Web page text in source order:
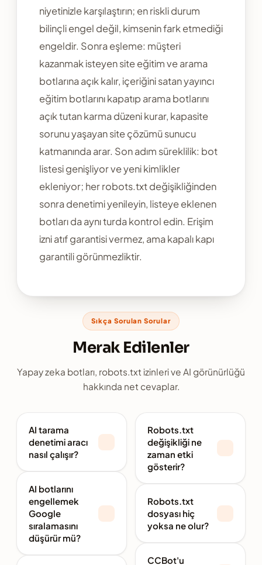
niyetinizle karşılaştırın; en riskli durum
bilinçli engel değil, kimsenin fark etmediği
engeldir. Sonra eşleme: müşteri
kazanmak isteyen site eğitim ve arama
botlarına açık kalır, içeriğini satan yayıncı
eğitim botlarını kapatıp arama botlarını
açık tutan karma düzeni kurar, kapasite
sorunu yaşayan site çözümü sunucu
katmanında arar. Son adım süreklilik: bot
listesi genişliyor ve yeni kimlikler
ekleniyor; her robots.txt değişikliğinden
sonra denetimi yenileyin, listeye eklenen
botları da aynı turda kontrol edin. Erişim
izni atıf garantisi vermez, ama kapalı kapı
garantili görünmezliktir.
Sıkça Sorulan Sorular
Merak Edilenler
Yapay zeka botları, robots.txt izinleri ve AI görünürlüğü
hakkında net cevaplar.
AI tarama
denetimi aracı
nasıl çalışır?
adının robots.txt
dosyasını canlı çeker,
User-agent bloklarını
ayrıştırır ve 12 yapay
zeka botunun her biri
AI botlarını
engellemek
Google
sıralamasını
düşürür mü?
Robots.txt
değişikliği ne
zaman etki
gösterir?
dosyayı her ziyarette
değil aralıklarla çeker.
Google, resmi
göre robots.txt
Robots.txt
dosyası hiç
yoksa ne olur?
açıklık anlamına gelir:
CCBot'u